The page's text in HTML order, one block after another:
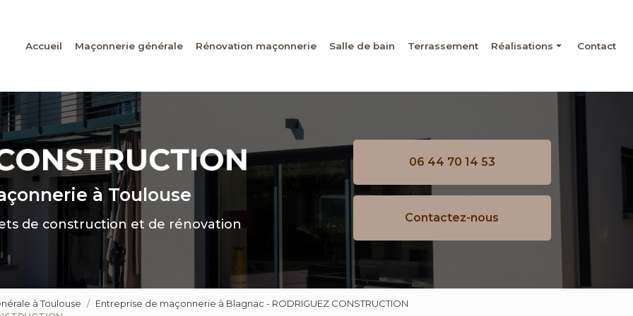
Accueil Maçonnerie générale Rénovation maçonnerie Salle de bain Terrassement Réalisations
Salle de bain
Terrassement
Contact
à Toulouse
de construction et de rénovation
06 44 70 14 53
Contactez-nous
à Toulouse
Entreprise de maçonnerie à Blagnac - RODRIGUEZ CONSTRUCTION